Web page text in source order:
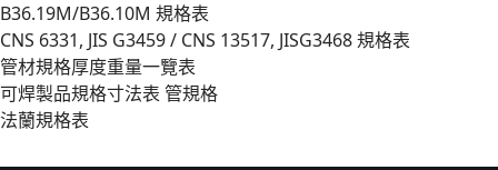
B36.19M/B36.10M 規格表
CNS 6331, JIS G3459 / CNS 13517, JISG3468 規格表
管材規格厚度重量一覽表
可焊製品規格寸法表 管規格
法蘭規格表